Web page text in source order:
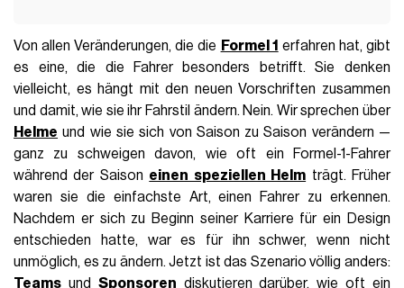
Von allen Veränderungen, die die Formel 1 erfahren hat, gibt
es eine, die die Fahrer besonders betrifft. Sie denken
vielleicht, es hängt mit den neuen Vorschriften zusammen
und damit, wie sie ihr Fahrstil ändern. Nein. Wir sprechen über
Helme und wie sie sich von Saison zu Saison verändern —
ganz zu schweigen davon, wie oft ein Formel-1-Fahrer
während der Saison einen speziellen Helm trägt. Früher
waren sie die einfachste Art, einen Fahrer zu erkennen.
Nachdem er sich zu Beginn seiner Karriere für ein Design
entschieden hatte, war es für ihn schwer, wenn nicht
unmöglich, es zu ändern. Jetzt ist das Szenario völlig anders:
Teams und Sponsoren diskutieren darüber, wie oft ein